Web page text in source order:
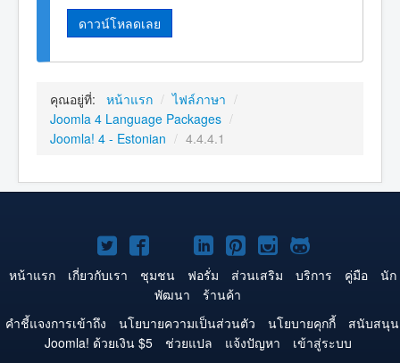
ดาวน์โหลดเลย
คุณอยู่ที่: หน้าแรก / ไฟล์ภาษา /
Joomla 4 Language Packages /
Joomla! 4 - Estonian / 4.4.4.1
Joomla!
บน
Twitter
Joomla!
บน
Facebook
Joomla!
บน
YouTube
Joomla!
บน
LinkedIn
Joomla!
บน
Pinterest
Joomla!
บน
Joomla!
บน
หน้าแรก เกี่ยวกับเรา ชุมชน ฟอรั่ม ส่วนเสริม บริการ คู่มือ
นัก
พัฒนา
ร้านค้า
คำชี้แจงการเข้าถึง
นโยบายความเป็นส่วนตัว นโยบายคุกกี้
สนับสนุน
Joomla! ด้วยเงิน $5
ช่วยแปล แจ้งปัญหา
เข้าสู่ระบบ